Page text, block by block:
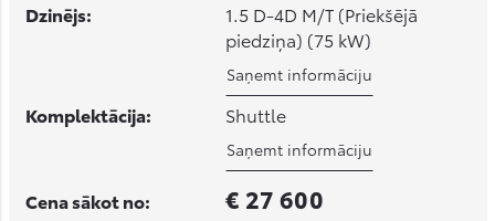
Dzinējs:
1.5 D-4D M/T (Priekšējā
piedziņa) (75 kW)
Saņemt informāciju
Komplektācija: Shuttle
Saņemt informāciju
Cena sākot no: € 27 600